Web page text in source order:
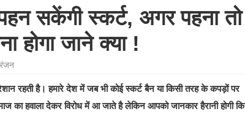
सकेंगी स्कर्ट, अगर पहना तो
होगा जाने क्या !
रहती है। हमारे देश में जब भी कोई स्कर्ट बैन या किसी तरह के कपड़ों पर
का हवाला देकर विरोध में आ जाते है लेकिन आपको जानकार हैरानी होगी कि